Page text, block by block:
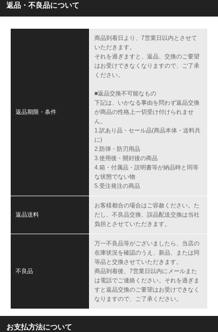
返品・不良品について
返品期限・条件
商品到着日より、7営業日以内とさせて
いただきます。
それを過ぎますと、返品、交換のご要望
はお受けできなくなりますので、ご了承
ください。
■返品交換不可能なもの
下記は、いかなる事由を問わず返品交換
が商品の性格上一切受け付けられませ
ん。
1.訳あり品・セール品(商品本体・送料共
に)
2.防弾・防刃用品
3.使用後・開封後の商品
4.箱・付属品・説明書等が納品時と同等
な状態でない物
5.受注発注の商品
返品送料
お客様都合の場合はご容赦ください。た
だし、不良品交換、誤品配送交換は当社
負担とさせていただきます。
不良品
万一不良品等がございましたら、当店の
在庫状況を確認のうえ、新品、または同
等品と交換させていただきます。
商品到着後、7営業日以内にメールまた
は電話でご連絡ください。それを過ぎま
すと返品交換のご要望はお受けできなく
なりますので、ご了承ください。
お支払方法について